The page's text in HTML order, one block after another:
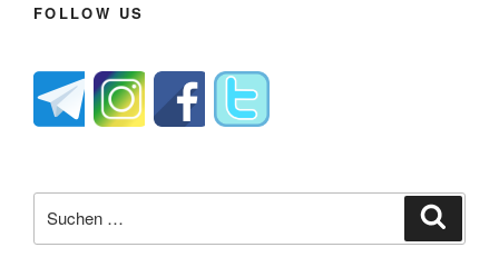
FOLLOW US
nach: